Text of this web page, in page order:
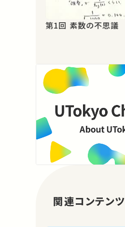
第1回 素数の不思議
関連コンテンツ